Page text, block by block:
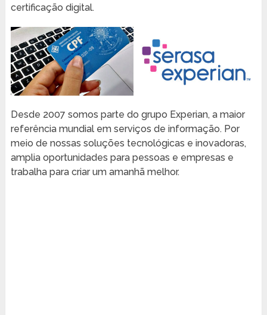
certificação digital.
Desde 2007 somos parte do grupo Experian, a maior
referência mundial em serviços de informação. Por
meio de nossas soluções tecnológicas e inovadoras,
amplia oportunidades para pessoas e empresas e
trabalha para criar um amanhã melhor.